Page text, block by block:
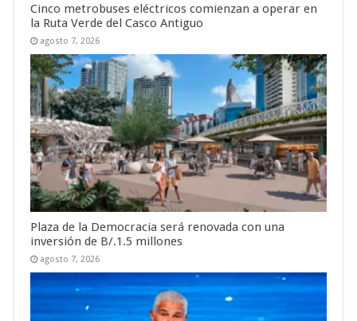
Cinco metrobuses eléctricos comienzan a operar en
la Ruta Verde del Casco Antiguo
agosto 7, 2026
Plaza de la Democracia será renovada con una
inversión de B/.1.5 millones
agosto 7, 2026